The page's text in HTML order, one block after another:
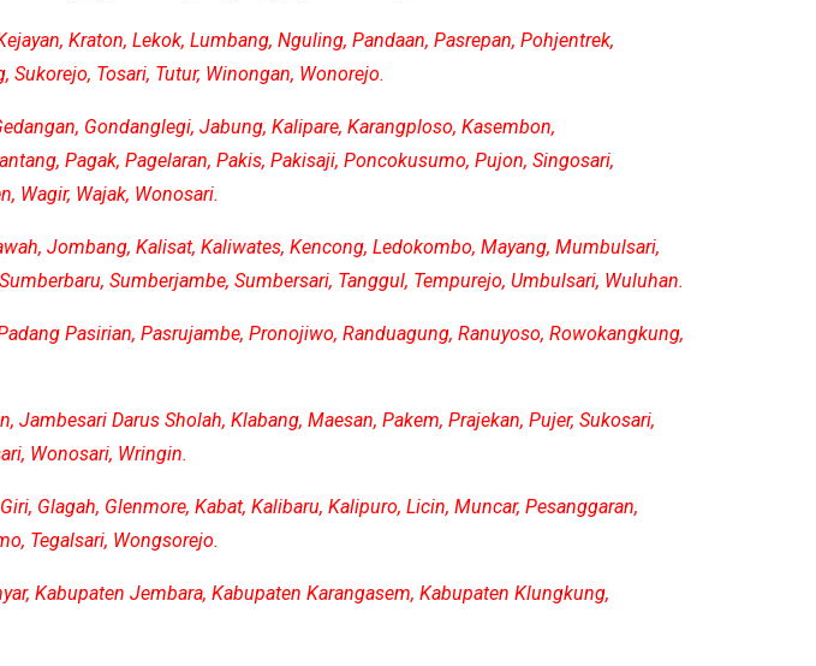
Kraton, Lekok, Lumbang, Nguling, Pandaan, Pasrepan, Pohjentrek,
Tosari, Tutur, Winongan, Wonorejo.
Gondanglegi, Jabung, Kalipare, Karangploso, Kasembon,
Pagak, Pagelaran, Pakis, Pakisaji, Poncokusumo, Pujon, Singosari,
Wagir, Wajak, Wonosari.
Jombang, Kalisat, Kaliwates, Kencong, Ledokombo, Mayang, Mumbulsari,
Sumberjambe, Sumbersari, Tanggul, Tempurejo, Umbulsari, Wuluhan.
Pasirian, Pasrujambe, Pronojiwo, Randuagung, Ranuyoso, Rowokangkung,
Darus Sholah, Klabang, Maesan, Pakem, Prajekan, Pujer, Sukosari,
Wonosari, Wringin.
Glagah, Glenmore, Kabat, Kalibaru, Kalipuro, Licin, Muncar, Pesanggaran,
Tegalsari, Wongsorejo.
Kabupaten Jembara, Kabupaten Karangasem, Kabupaten Klungkung,